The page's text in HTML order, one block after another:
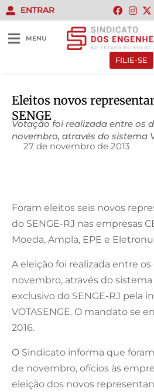
ENTRAR
MENU
FILIE-SE
Eleitos novos
SENGE
Votação foi realizada entre os
novembro, através do sistema
27 de novembro de 2013
Foram eleitos seis novos
do SENGE-RJ nas empresas
Moeda, Ampla, EPE e
A eleição foi realizada entre os
novembro, através do
exclusivo do SENGE-RJ pela
VOTASENGE. O mandato se
2016.
O Sindicato informa que
de novembro, ofícios às
eleição dos novos